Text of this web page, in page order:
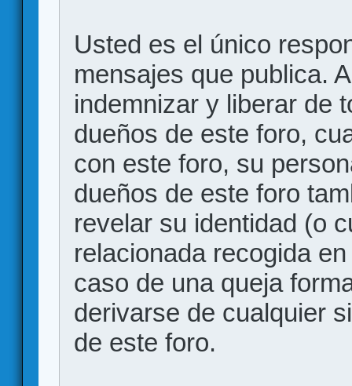
Usted es el único
mensajes que publica.
indemnizar y liberar de
dueños de este foro,
con este foro, su
dueños de este foro
revelar su identidad (o
relacionada recogida
caso de una queja
derivarse de cualquier
de este foro.